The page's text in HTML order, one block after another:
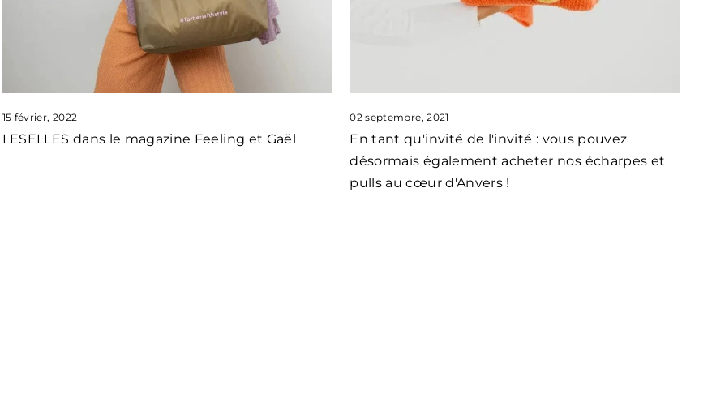
15 février, 2022
LESELLES dans le magazine Feeling et Gaël
02 septembre, 2021
En tant qu'invité de l'invité : vous pouvez
désormais également acheter nos écharpes et
pulls au cœur d'Anvers !